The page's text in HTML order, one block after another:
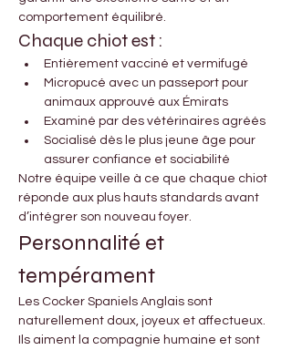
comportement équilibré.
Chaque chiot est :
Entièrement vacciné et vermifugé
Micropucé avec un passeport pour
animaux approuvé aux Émirats
Examiné par des vétérinaires agréés
Socialisé dès le plus jeune âge pour
assurer confiance et sociabilité
Notre équipe veille à ce que chaque chiot
réponde aux plus hauts standards avant
d’intégrer son nouveau foyer.
Personnalité et
tempérament
Les Cocker Spaniels Anglais sont
naturellement doux, joyeux et affectueux.
Ils aiment la compagnie humaine et sont